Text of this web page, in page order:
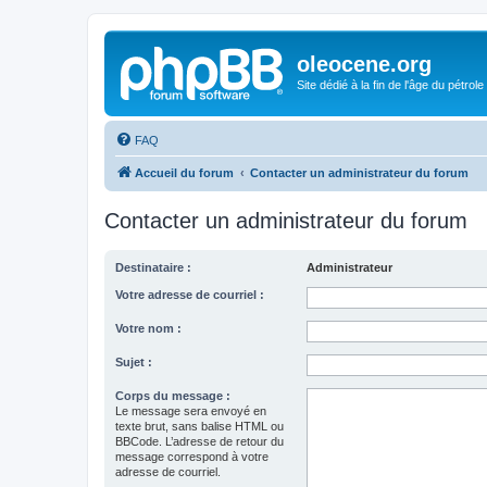
oleocene.org
Site dédié à la fin de l'âge du pétrole
FAQ
Accueil du forum Contacter un administrateur du forum
Contacter un administrateur du forum
Destinataire : Administrateur
Votre adresse de courriel :
Votre nom :
Sujet :
Corps du message :
Le message sera envoyé en
texte brut, sans balise HTML ou
BBCode. L’adresse de retour du
message correspond à votre
adresse de courriel.